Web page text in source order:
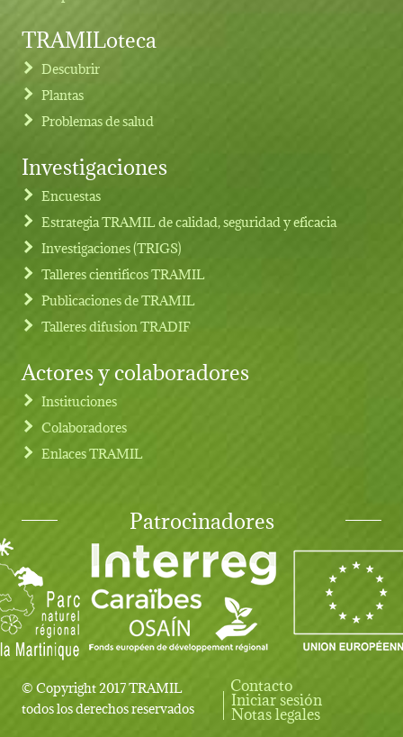
Footer menu
TRAMILoteca
Descubrir
Plantas
Problemas de salud
Investigaciones
Encuestas
Estrategia TRAMIL de calidad, seguridad y eficacia
Investigaciones (TRIGS)
Talleres cientificos TRAMIL
Publicaciones de TRAMIL
Talleres difusion TRADIF
Actores y colaboradores
Instituciones
Colaboradores
Enlaces TRAMIL
Patrocinadores
© Copyright 2017 TRAMIL
todos los derechos reservados
User account menu
Contacto
Iniciar sesión
Notas legales